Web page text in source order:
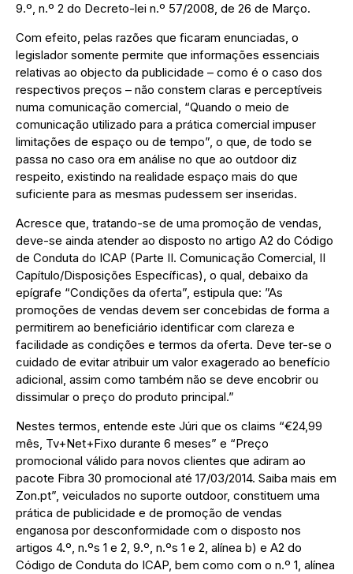
9.º, n.º 2 do Decreto-lei n.º 57/2008, de 26 de Março.
Com efeito, pelas razões que ficaram enunciadas, o
legislador somente permite que informações essenciais
relativas ao objecto da publicidade – como é o caso dos
respectivos preços – não constem claras e perceptíveis
numa comunicação comercial, “Quando o meio de
comunicação utilizado para a prática comercial impuser
limitações de espaço ou de tempo”, o que, de todo se
passa no caso ora em análise no que ao outdoor diz
respeito, existindo na realidade espaço mais do que
suficiente para as mesmas pudessem ser inseridas.
Acresce que, tratando-se de uma promoção de vendas,
deve-se ainda atender ao disposto no artigo A2 do Código
de Conduta do ICAP (Parte II. Comunicação Comercial, II
Capítulo/Disposições Específicas), o qual, debaixo da
epígrafe “Condições da oferta”, estipula que: ”As
promoções de vendas devem ser concebidas de forma a
permitirem ao beneficiário identificar com clareza e
facilidade as condições e termos da oferta. Deve ter-se o
cuidado de evitar atribuir um valor exagerado ao benefício
adicional, assim como também não se deve encobrir ou
dissimular o preço do produto principal.”
Nestes termos, entende este Júri que os claims “€24,99
mês, Tv+Net+Fixo durante 6 meses” e “Preço
promocional válido para novos clientes que adiram ao
pacote Fibra 30 promocional até 17/03/2014. Saiba mais em
Zon.pt”, veiculados no suporte outdoor, constituem uma
prática de publicidade e de promoção de vendas
enganosa por desconformidade com o disposto nos
artigos 4.º, n.ºs 1 e 2, 9.º, n.ºs 1 e 2, alínea b) e A2 do
Código de Conduta do ICAP, bem como com o n.º 1, alínea